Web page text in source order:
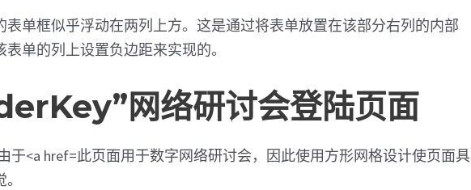
表单框似乎浮动在两列上方。这是通过将表单放置在该部分右列的内部
单的列上设置负边距来实现的。
网络研讨会登陆页面
此页面用于数字网络研讨会，因此使用方形网格设计使页面具